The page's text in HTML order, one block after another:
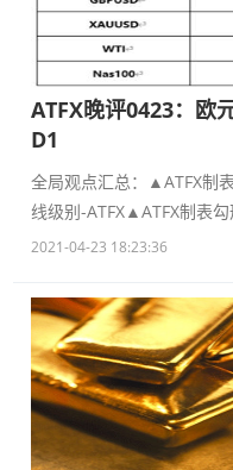
ATFX晚评0423：欧
D1
全局观点汇总：▲ATFX制
线级别-ATFX▲ATFX制表
2021-04-23 18:23:36